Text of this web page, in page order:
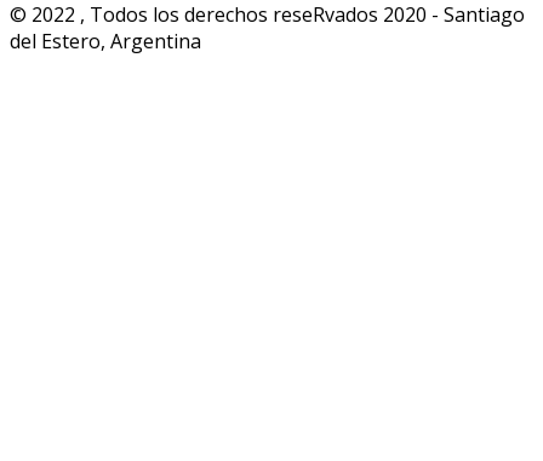
© 2022 , Todos los derechos reseRvados 2020 - Santiago
del Estero, Argentina